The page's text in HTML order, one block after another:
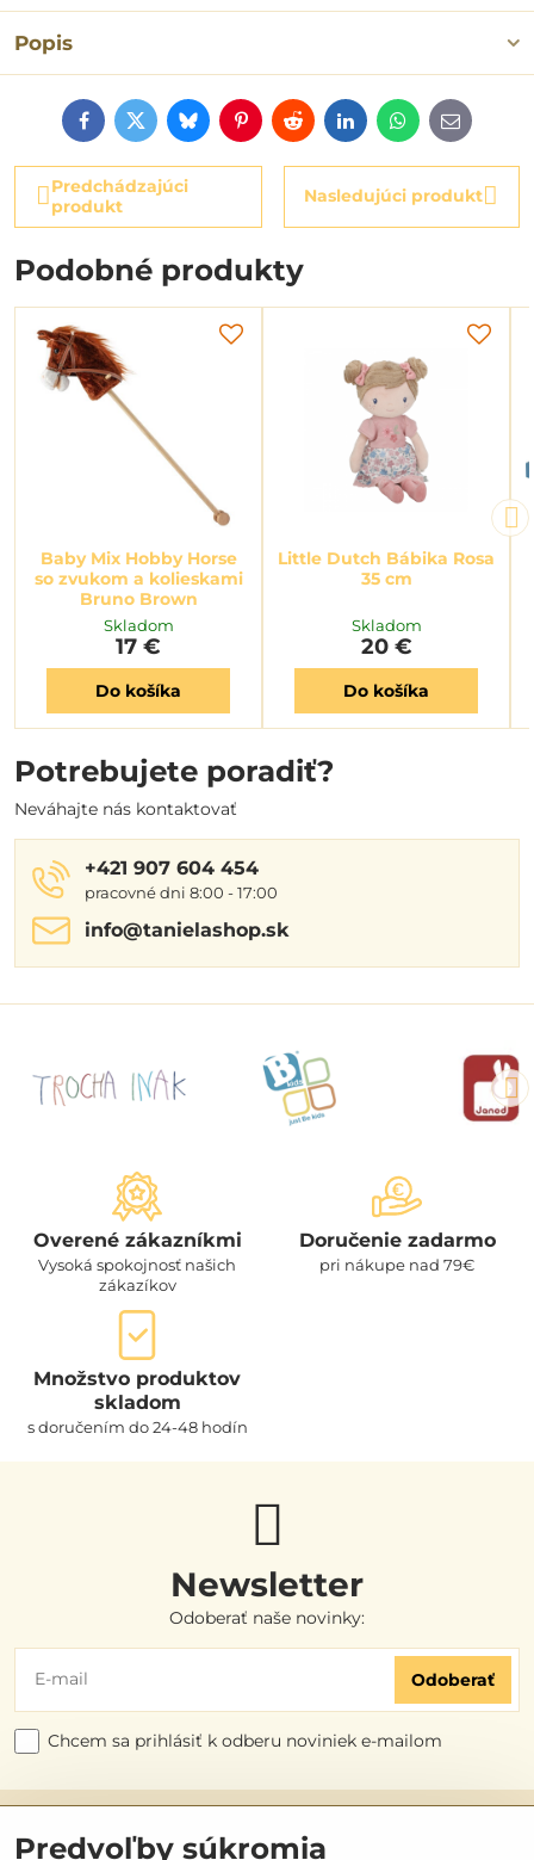
Popis
FacebookTwitterBlueskyPinterestRedditLinkedInWhatsApp
E-
mail
Predchádzajúci
produkt
Nasledujúci produkt
Podobné produkty
Baby Mix Hobby Horse
so zvukom a kolieskami
Bruno Brown
Skladom
17 €
Do košíka
Little Dutch Bábika Rosa
35 cm
Skladom
20 €
Do košíka
Potrebujete poradiť?
Neváhajte nás kontaktovať
+421 907 604 454
pracovné dni 8:00 - 17:00
info​@tanielashop​.sk
Overené zákazníkmi
Vysoká spokojnosť našich
zákazíkov
Doručenie zadarmo
pri nákupe nad 79€
Množstvo produktov
skladom
s doručením do 24-48 hodín
Newsletter
Odoberať naše novinky:
Odoberať
Chcem sa prihlásiť k odberu noviniek e-mailom
Užitočné odkazy
Predvoľby súkromia